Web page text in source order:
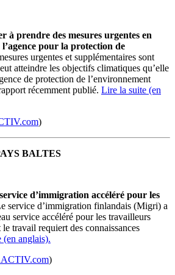
à prendre des mesures urgentes en
pour la protection de
urgentes et supplémentaires sont
atteindre les objectifs climatiques qu’elle
de protection de l’environnement
récemment publié. Lire la suite (en
)
BALTES
d’immigration accéléré pour les
service d’immigration finlandais (Migri) a
service accéléré pour les travailleurs
travail requiert des connaissances
anglais).
)